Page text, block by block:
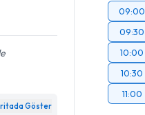
Göster
09:00
09:30
10:00
10:30
11:00